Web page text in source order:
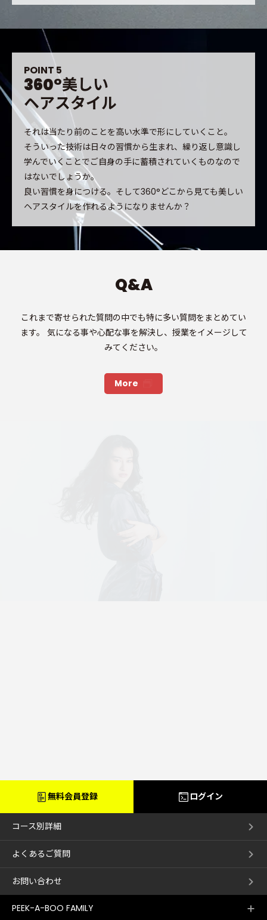
POINT 5
360°美しい
ヘアスタイル
それは当たり前のことを高い水準で形にしていくこと。
そういった技術は日々の習慣から生まれ、繰り返し意識し
学んでいくことでご自身の手に蓄積されていくものなので
はないでしょうか。
良い習慣を身につける。そして360°どこから見ても美しい
ヘアスタイルを作れるようになりませんか？
Q&A
これまで寄せられた質問の中でも特に多い質問をまとめてい
ます。
気になる事や心配な事を解決し、授業をイメージして
みてください。
More
無料会員登録 ログイン
コース別詳細
よくあるご質問
お問い合わせ
PEEK-A-BOO FAMILY